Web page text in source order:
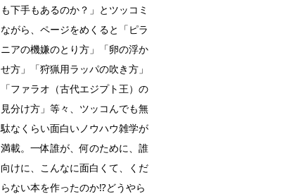
も下手もあるのか？」とツッコミ
ながら、ページをめくると「ピラ
ニアの機嫌のとり方」「卵の浮か
せ方」「狩猟用ラッパの吹き方」
「ファラオ（古代エジプト王）の
見分け方」等々、ツッコんでも無
駄なくらい面白いノウハウ雑学が
満載。一体誰が、何のために、誰
向けに、こんなに面白くて、くだ
らない本を作ったのか⁉どうやら